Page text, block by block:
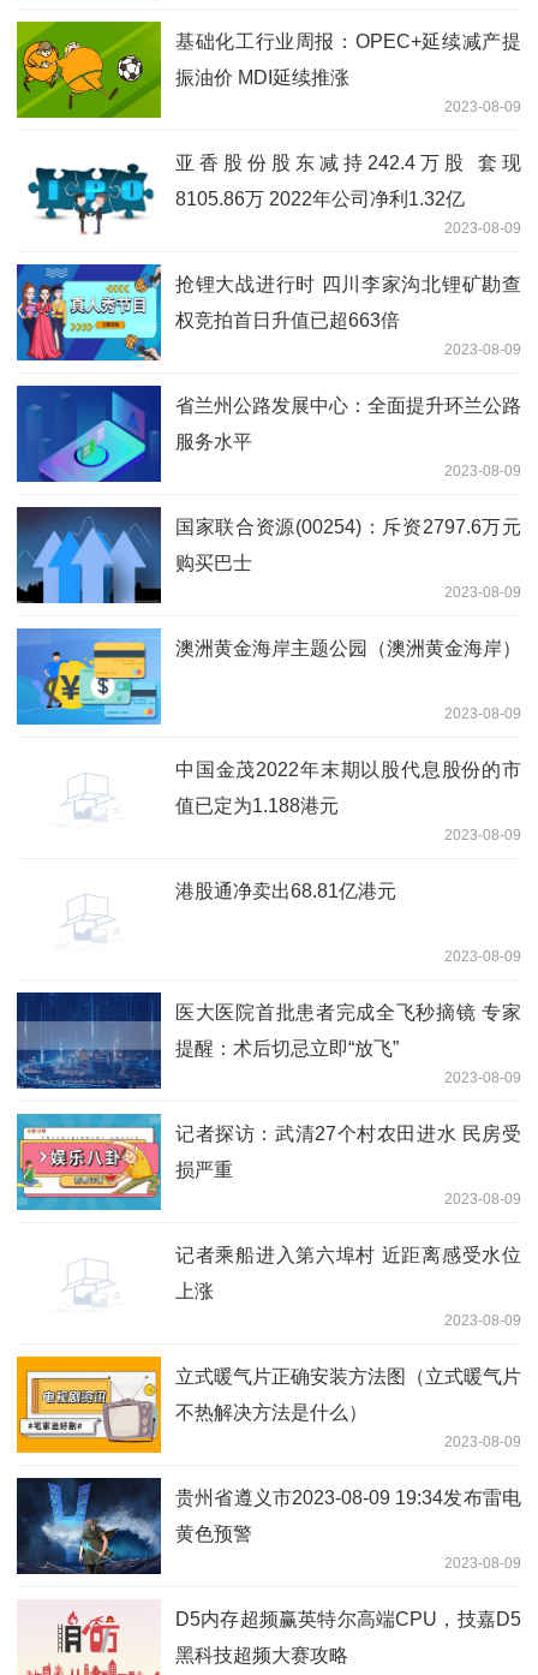
基础化工行业周报：OPEC+延续减产提
振油价 MDI延续推涨
2023-08-09
亚香股份股东减持242.4万股 套现
8105.86万 2022年公司净利1.32亿
2023-08-09
抢锂大战进行时 四川李家沟北锂矿勘查
权竞拍首日升值已超663倍
2023-08-09
省兰州公路发展中心：全面提升环兰公路
服务水平
2023-08-09
国家联合资源(00254)：斥资2797.6万元
购买巴士
2023-08-09
澳洲黄金海岸主题公园（澳洲黄金海岸）
2023-08-09
中国金茂2022年末期以股代息股份的市
值已定为1.188港元
2023-08-09
港股通净卖出68.81亿港元
2023-08-09
医大医院首批患者完成全飞秒摘镜 专家
提醒：术后切忌立即“放飞”
2023-08-09
记者探访：武清27个村农田进水 民房受
损严重
2023-08-09
记者乘船进入第六埠村 近距离感受水位
上涨
2023-08-09
立式暖气片正确安装方法图（立式暖气片
不热解决方法是什么）
2023-08-09
贵州省遵义市2023-08-09 19:34发布雷电
黄色预警
2023-08-09
D5内存超频赢英特尔高端CPU，技嘉D5
黑科技超频大赛攻略